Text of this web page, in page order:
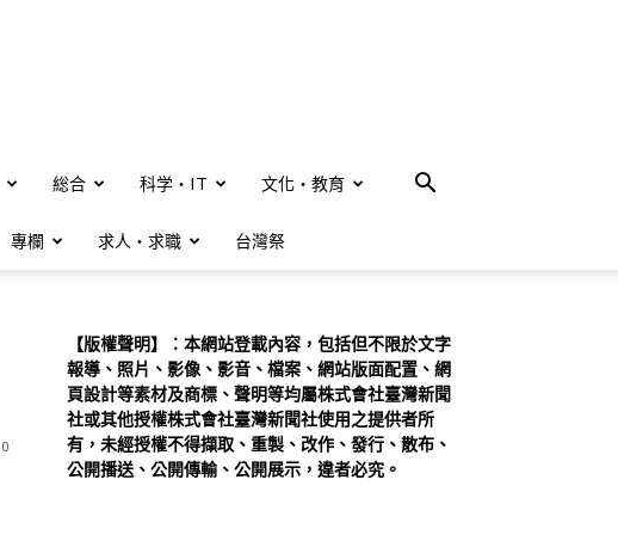
総合 科学・IT 文化・教育
專欄 求人・求職 台灣祭
0
【版權聲明】：本網站登載內容，包括但不限於文字
報導、照片、影像、影音、檔案、網站版面配置、網
頁設計等素材及商標、聲明等均屬株式會社臺灣新聞
社或其他授權株式會社臺灣新聞社使用之提供者所
有，未經授權不得擷取、重製、改作、發行、散布、
公開播送、公開傳輸、公開展示，違者必究。